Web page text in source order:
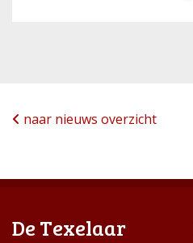
naar nieuws overzicht
De Texelaar